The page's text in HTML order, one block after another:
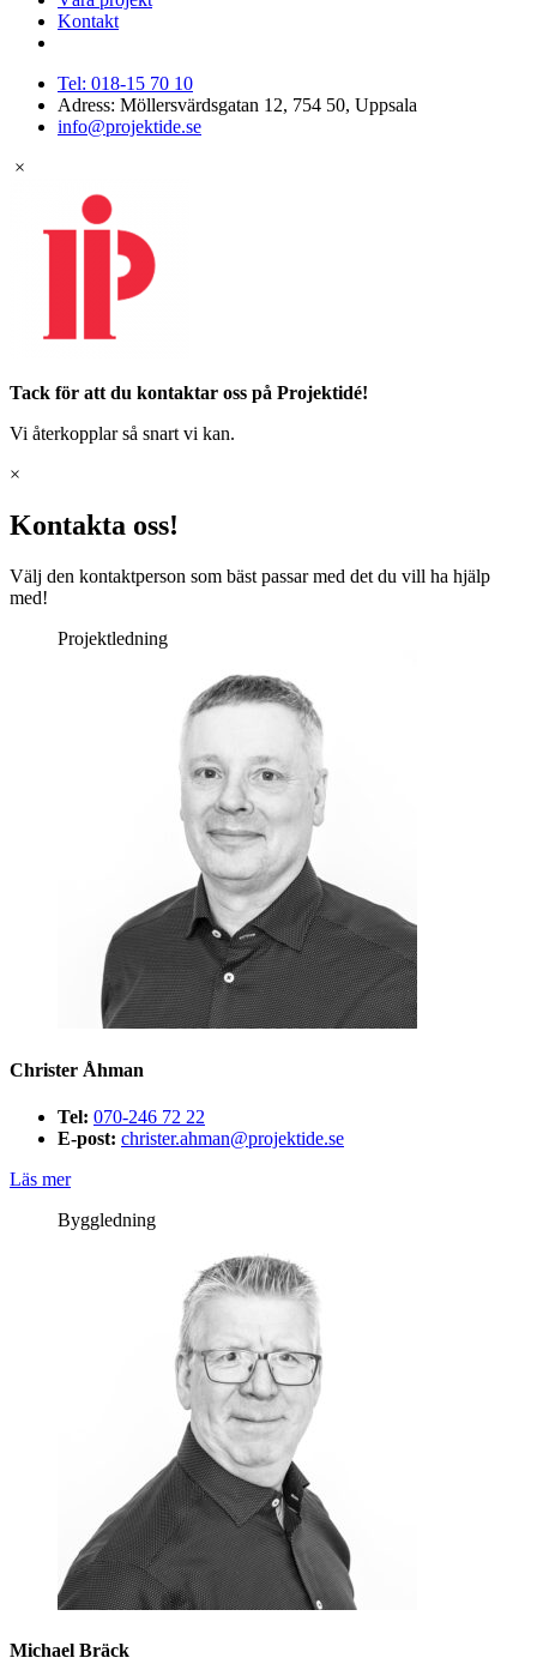
Kontakt
Tel: 018-15 70 10
Adress: Möllersvärdsgatan 12, 754 50, Uppsala
info@projektide.se
×
Tack för att du kontaktar oss på Projektidé!
Vi återkopplar så snart vi kan.
×
Kontakta oss!
Välj den kontaktperson som bäst passar med det du vill ha hjälp
med!
Projektledning
Christer Åhman
Tel: 070-246 72 22
E-post: christer.ahman@projektide.se
Läs mer
Byggledning
Michael Bräck